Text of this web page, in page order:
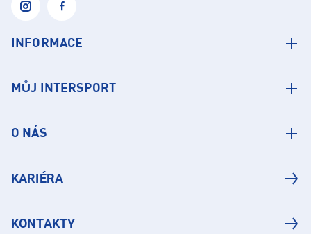
INFORMACE
MŮJ INTERSPORT
O NÁS
KARIÉRA
KONTAKTY